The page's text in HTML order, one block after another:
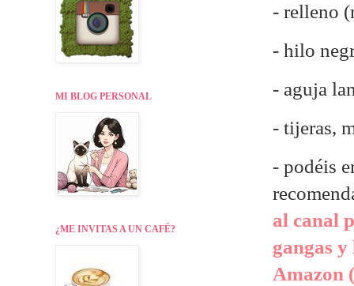
- relleno
- hilo
- aguja
- tijeras,
- podéis
al canal
gangas
Amazon
MI BLOG PERSONAL
¿ME INVITAS A UN CAFÉ?